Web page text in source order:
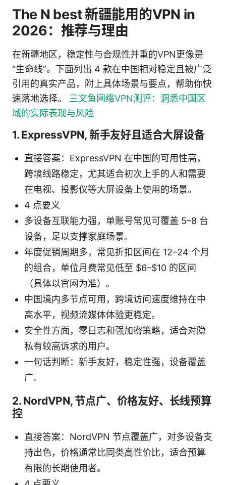
The N best 新疆能用的VPN in
2026：推荐与理由
在新疆地区，稳定性与合规性并重的VPN更像是
“生命线”。下面列出 4 款在中国相对稳定且被广泛
引用的真实产品，附上具体场景与要点，帮助你快
速落地选择。 三文鱼网络VPN测评：洞悉中国区
域的实际表现与风险
1. ExpressVPN, 新手友好且适合大屏设备
直接答案：ExpressVPN 在中国的可用性高，
跨境线路稳定，尤其适合初次上手的人和需要
在电视、投影仪等大屏设备上使用的场景。
4 点要义
多设备互联能力强，单账号常见可覆盖 5–8 台
设备，足以支撑家庭场景。
年度促销周期多，常见折扣区间在 12–24 个月
的组合，单位月费常见低至 $6–$10 的区间
（具体以官网为准）。
中国境内多节点可用，跨境访问速度维持在中
高水平，视频流媒体体验更稳定。
安全性方面，零日志和强加密策略，适合对隐
私有较高诉求的用户。
一句话判断：新手友好，稳定性强，设备覆盖
广。
2. NordVPN, 节点广、价格友好、长线预算
控
直接答案：NordVPN 节点覆盖广，对多设备支
持出色，价格通常比同类高性价比，适合预算
有限的长期使用者。